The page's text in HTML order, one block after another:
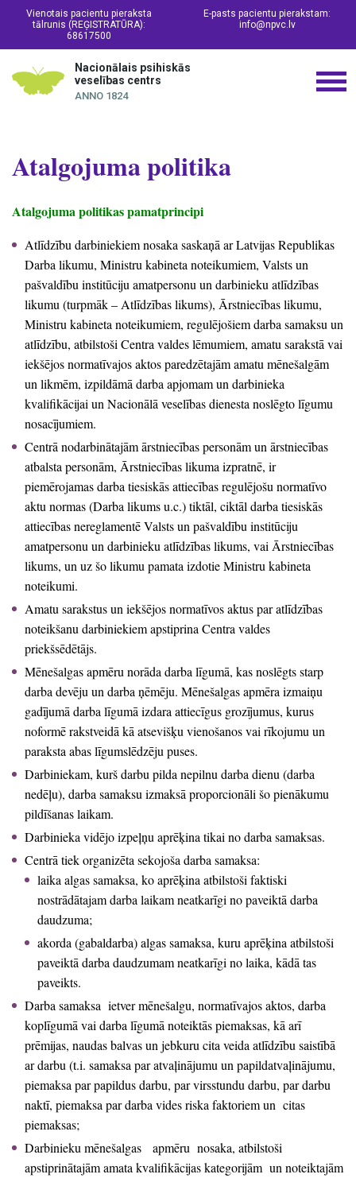
Vienotais pacientu pieraksta
tālrunis (REĢISTRATŪRA):
68617500
E-pasts pacientu pierakstam:
info@npvc.lv
Nacionālais psihiskās
veselības centrs
ANNO 1824
Atalgojuma politika
Atalgojuma politikas pamatprincipi
Atlīdzību darbiniekiem nosaka saskaņā ar Latvijas Republikas
Darba likumu, Ministru kabineta noteikumiem, Valsts un
pašvaldību institūciju amatpersonu un darbinieku atlīdzības
likumu (turpmāk – Atlīdzības likums), Ārstniecības likumu,
Ministru kabineta noteikumiem, regulējošiem darba samaksu un
atlīdzību, atbilstoši Centra valdes lēmumiem, amatu sarakstā vai
iekšējos normatīvajos aktos paredzētajām amatu mēnešalgām
un likmēm, izpildāmā darba apjomam un darbinieka
kvalifikācijai un Nacionālā veselības dienesta noslēgto līgumu
nosacījumiem.
Centrā nodarbinātajām ārstniecības personām un ārstniecības
atbalsta personām, Ārstniecības likuma izpratnē, ir
piemērojamas darba tiesiskās attiecības regulējošu normatīvo
aktu normas (Darba likums u.c.) tiktāl, ciktāl darba tiesiskās
attiecības nereglamentē Valsts un pašvaldību institūciju
amatpersonu un darbinieku atlīdzības likums, vai Ārstniecības
likums, un uz šo likumu pamata izdotie Ministru kabineta
noteikumi.
Amatu sarakstus un iekšējos normatīvos aktus par atlīdzības
noteikšanu darbiniekiem apstiprina Centra valdes
priekšsēdētājs.
Mēnešalgas apmēru norāda darba līgumā, kas noslēgts starp
darba devēju un darba ņēmēju. Mēnešalgas apmēra izmaiņu
gadījumā darba līgumā izdara attiecīgus grozījumus, kurus
noformē rakstveidā kā atsevišķu vienošanos vai rīkojumu un
paraksta abas līgumslēdzēju puses.
Darbiniekam, kurš darbu pilda nepilnu darba dienu (darba
nedēļu), darba samaksu izmaksā proporcionāli šo pienākumu
pildīšanas laikam.
Darbinieka vidējo izpeļņu aprēķina tikai no darba samaksas.
Centrā tiek organizēta sekojoša darba samaksa:
laika algas samaksa, ko aprēķina atbilstoši faktiski
nostrādātajam darba laikam neatkarīgi no paveiktā darba
daudzuma;
akorda (gabaldarba) algas samaksa, kuru aprēķina atbilstoši
paveiktā darba daudzumam neatkarīgi no laika, kādā tas
paveikts.
Darba samaksa ietver mēnešalgu, normatīvajos aktos, darba
koplīgumā vai darba līgumā noteiktās piemaksas, kā arī
prēmijas, naudas balvas un jebkuru cita veida atlīdzību saistībā
ar darbu (t.i. samaksa par atvaļinājumu un papildatvaļinājumu,
piemaksa par papildus darbu, par virsstundu darbu, par darbu
naktī, piemaksa par darba vides riska faktoriem un citas
piemaksas;
Darbinieku mēnešalgas apmēru nosaka, atbilstoši
apstiprinātajām amata kvalifikācijas kategorijām un noteiktajām